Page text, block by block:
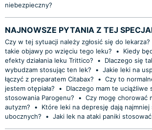
niebezpieczny?
NAJNOWSZE PYTANIA Z TEJ
Czy w tej sytuacji należy zgłosić się do lekarza?
takie objawy po wzięciu tego leku?
•
Kiedy
efekty działania leku Trittico?
•
Dlaczego się
wybudzam stosując ten lek?
• Jakie leki na
łączyć z preparatem Citabax?
• Czy to
jestem otępiała?
•
Dlaczego mam te uciążliwe
stosowania Parogenu?
• Czy mogę chorować
autyzm?
•
Które leki na depresję dają
ubocznych?
• Jaki lek na ataki paniki